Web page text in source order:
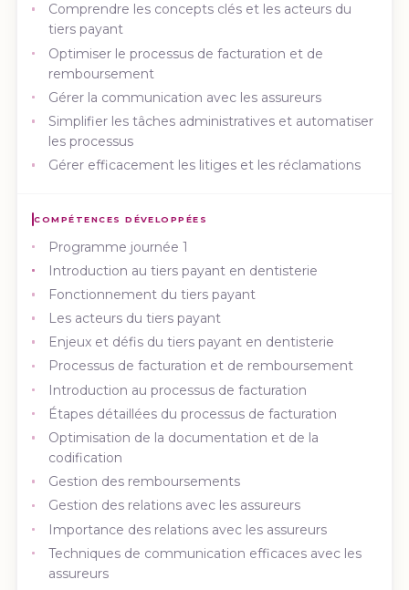
Comprendre les concepts clés et les acteurs du
tiers payant
Optimiser le processus de facturation et de
remboursement
Gérer la communication avec les assureurs
Simplifier les tâches administratives et automatiser
les processus
Gérer efficacement les litiges et les réclamations
COMPÉTENCES DÉVELOPPÉES
Programme journée 1
Introduction au tiers payant en dentisterie
Fonctionnement du tiers payant
Les acteurs du tiers payant
Enjeux et défis du tiers payant en dentisterie
Processus de facturation et de remboursement
Introduction au processus de facturation
Étapes détaillées du processus de facturation
Optimisation de la documentation et de la
codification
Gestion des remboursements
Gestion des relations avec les assureurs
Importance des relations avec les assureurs
Techniques de communication efficaces avec les
assureurs